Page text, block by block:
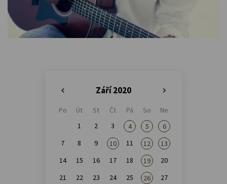
Září 2020
Po Út St Čt Pá So
Ne
1
2 3 4 5
6
7
8 9 10 11 12
13
14
15 16 17 18 19
20
21
22 23 24 25 26
27